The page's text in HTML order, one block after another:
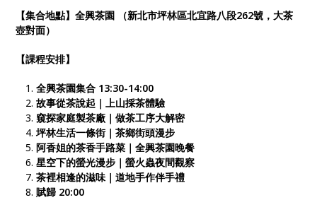
【集合地點】全興茶園 （新北市坪林區北宜路八段262號，大茶
壺對面）
【課程安排】
全興茶園集合 13:30-14:00
故事從茶說起｜上山採茶體驗
窺探家庭製茶廠｜做茶工序大解密
坪林生活一條街｜茶鄉街頭漫步
阿香姐的茶香手路菜｜全興茶園晚餐
星空下的螢光漫步｜螢火蟲夜間觀察
茶裡相逢的滋味｜道地手作伴手禮
賦歸 20:00